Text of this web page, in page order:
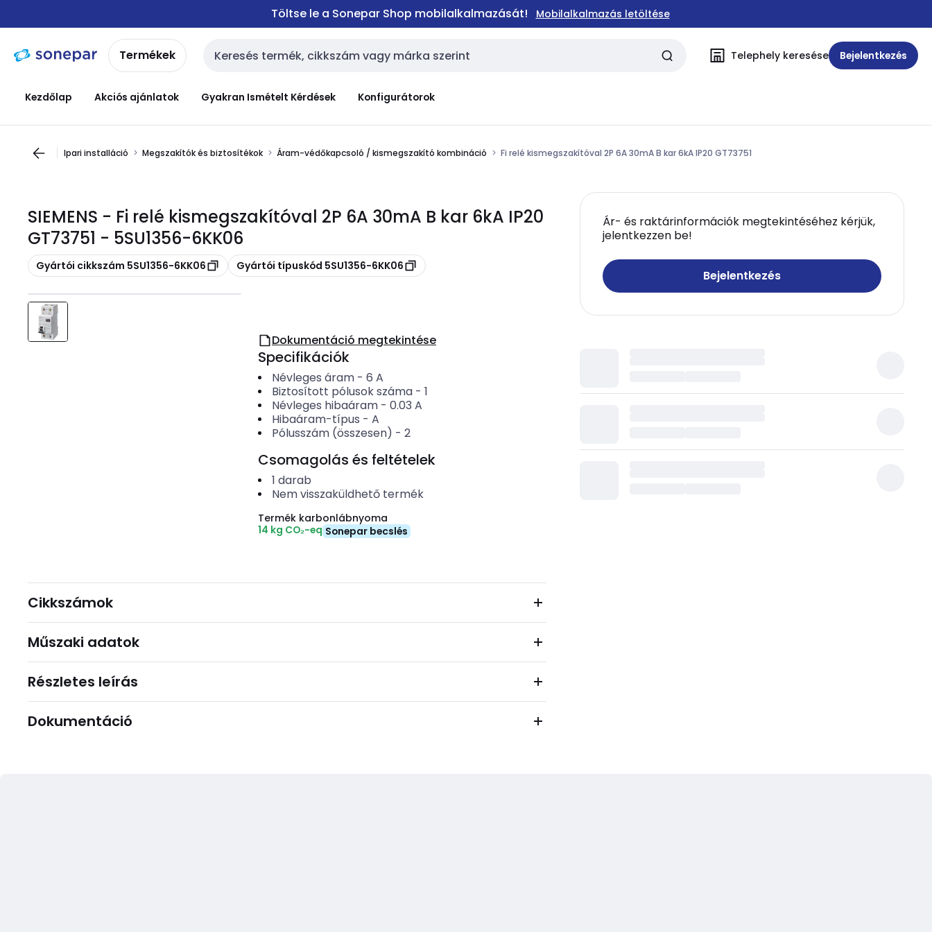
navigációhoztartalomra
Töltse le a Sonepar Shop mobilalkalmazását! Mobilalkalmazás letöltése
Termékek Keresési bemenet Telephely keresése Bejelentkezés
Kezdőlap Akciós ajánlatok Gyakran Ismételt Kérdések Konfigurátorok
Ipari installáció Megszakítók és biztosítékok Áram-védőkapcsoló / kismegszakító kombináció Fi relé kismegszakítóval 2P 6A 30mA B kar 6kA IP20 GT73751
SIEMENS - Fi relé kismegszakítóval 2P 6A 30mA B kar 6kA IP20
GT73751 - 5SU1356-6KK06
Másolás
Gyártói cikkszám 5SU1356-6KK06 Másolás
Gyártói típuskód 5SU1356-6KK06
Ár- és raktárinformációk megtekintéséhez kérjük,
jelentkezzen be!
Bejelentkezés
Dokumentáció megtekintése
Specifikációk
Névleges áram- 6 A
Biztosított pólusok száma- 1
Névleges hibaáram- 0.03 A
Hibaáram-típus - A
Pólusszám (összesen) - 2
Csomagolás és feltételek
1 darab
Nem visszaküldhető termék
Termék karbonlábnyoma
14 kg CO₂-eq Sonepar becslés
Cikkszámok
Műszaki adatok
Részletes leírás
Dokumentáció